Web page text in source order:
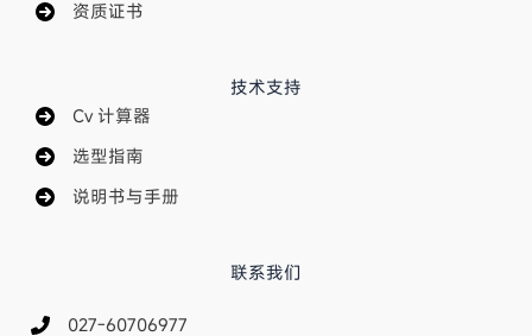
资质证书
技术支持
Cv 计算器
选型指南
说明书与手册
联系我们
027-60706977